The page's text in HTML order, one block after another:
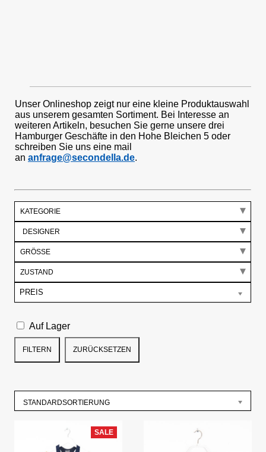
Unser Onlineshop zeigt nur eine kleine Produktauswahl
aus unserem gesamten Sortiment. Bei Interesse an
weiteren Artikeln, besuchen Sie gerne unsere drei
Hamburger Geschäfte in den Hohe Bleichen 5 oder
schreiben Sie uns eine mail
an anfrage@secondella.de.
KATEGORIE
GRÖSSE
ZUSTAND
PREIS
Auf Lager
ZURÜCKSETZEN
FILTERN
STANDARDSORTIERUNG
SALE